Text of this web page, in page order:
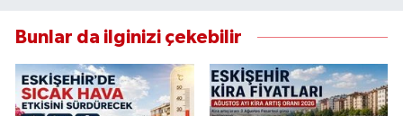
Bunlar da ilginizi çekebilir